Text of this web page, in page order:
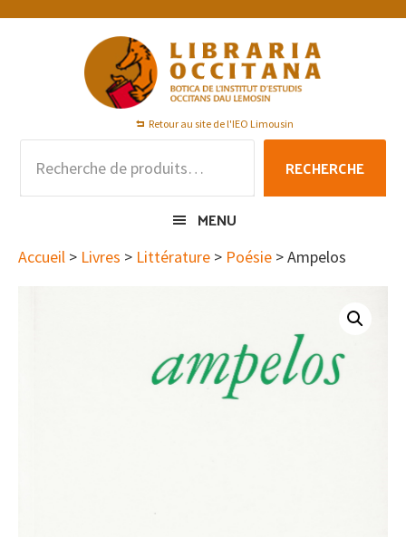
Passer
Passer
Passer
Retour au site de l'IEO Limousin
pour :
RECHERCHE
MENU
Accueil > Livres > Littérature > Poésie > Ampelos